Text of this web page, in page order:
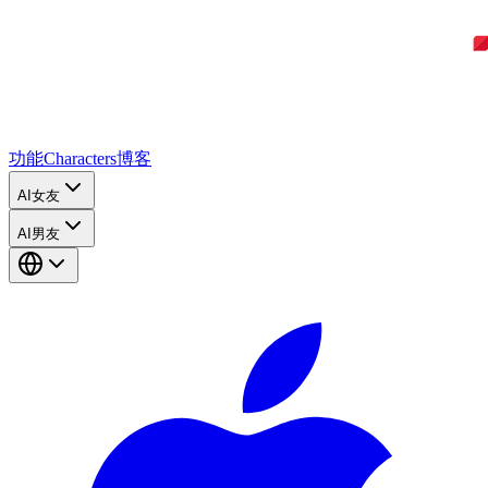
功能Characters博客
AI女友
AI男友